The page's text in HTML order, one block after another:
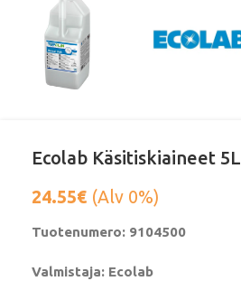
Ecolab Käsitiskiaineet 5L
24.55€ (Alv 0%)
Tuotenumero: 9104500
Valmistaja: Ecolab